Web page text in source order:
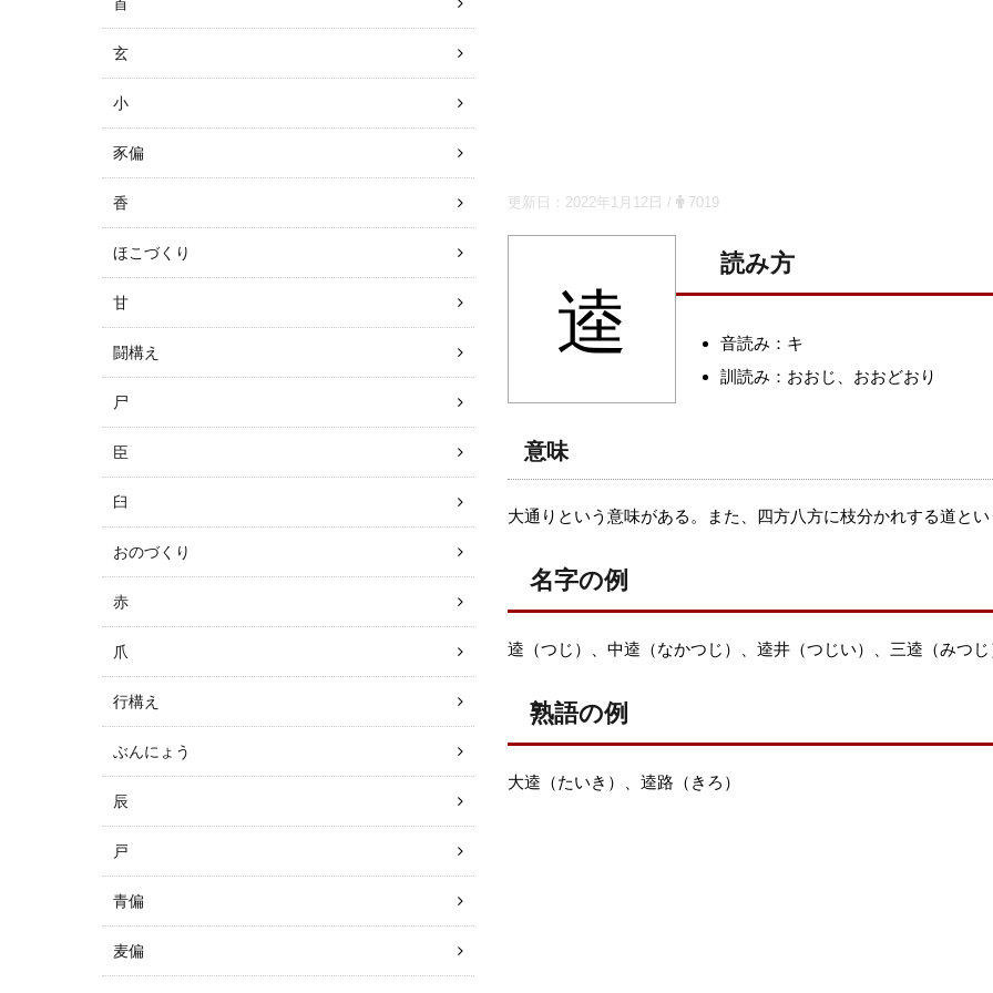
更新日： 2022年1月12日 / 7019
逵
読み方
音読み：キ
訓読み：おおじ、おおどおり
意味
大通りという意味がある。また、四方八方に枝分かれする道とい
名字の例
逵（つじ）、中逵（なかつじ）、逵井（つじい）、三逵（みつじ
熟語の例
大逵（たいき）、逵路（きろ）
玄
小
豕偏
香
ほこづくり
甘
闘構え
尸
臣
臼
おのづくり
赤
爪
行構え
ぶんにょう
辰
戸
青偏
麦偏